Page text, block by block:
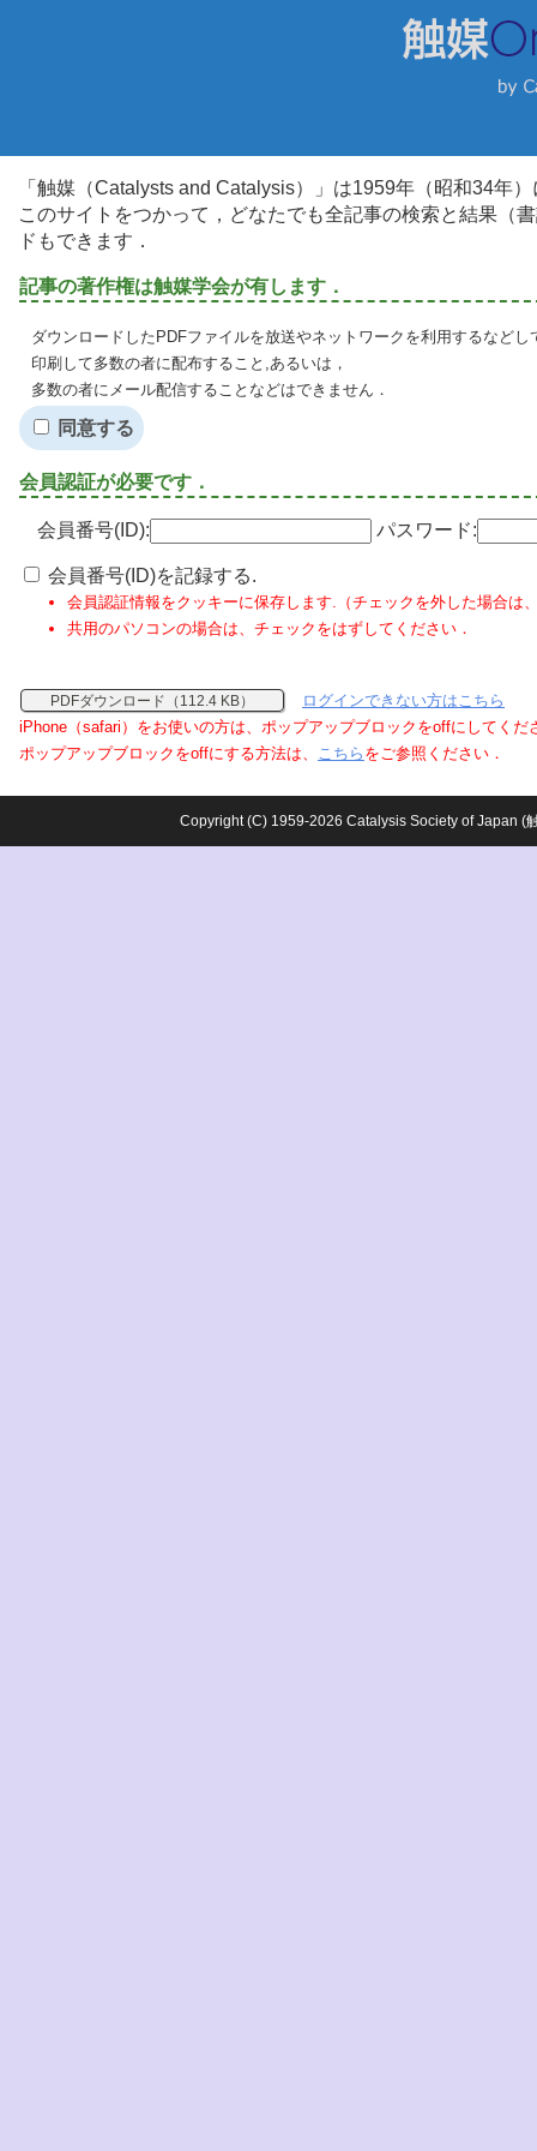
「触媒（Catalysts and Catalysis）」は1959年（昭和34年
このサイトをつかって，どなたでも全記事の検索と結果（
ドもできます．
記事の著作権は触媒学会が有します．
ダウンロードしたPDFファイルを放送やネットワークを利用するなど
印刷して多数の者に配布すること,あるいは，
多数の者にメール配信することなどはできません．
同意する
会員認証が必要です．
会員番号(ID): パスワード:
会員番号(ID)を記録する.
会員認証情報をクッキーに保存します.（チェックを外した場合は
共用のパソコンの場合は、チェックをはずしてください．
PDFダウンロード（112.4 KB）
ログインできない方はこちら
iPhone（safari）をお使いの方は、ポップアップブロックをoffにしてくだ
ポップアップブロックをoffにする方法は、 こちら をご参照ください．
Copyright (C) 1959-2026 Catalysis Society of Japan (